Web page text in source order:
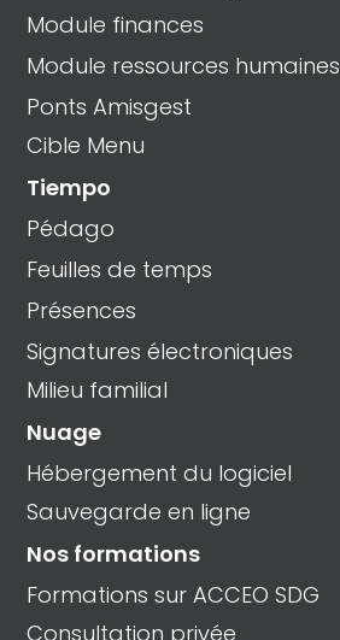
Module finances
Module ressources humaines
Ponts Amisgest
Cible Menu
Tiempo
Pédago
Feuilles de temps
Présences
Signatures électroniques
Milieu familial
Nuage
Hébergement du logiciel
Sauvegarde en ligne
Nos formations
Formations sur ACCEO SDG
Consultation privée